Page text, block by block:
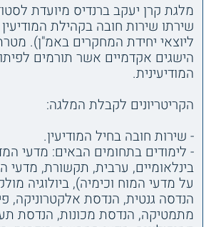
מלגת קרן יעקב ברנדיס מיועדת
שירתו שירות חובה בקהילת
ליוצאי יחידת המחקרים באמ"ן).
הישגים אקדמיים אשר תורמים
המודיעינית.
הקריטריונים לקבלת המלגה:
- שירות חובה בחיל המודיעין.
- לימודים בתחומים הבאים: מדעי
בינלאומיים, ערבית, תקשורת, מדעי
על מדעי המוח וכימיה), ביולוגיה
הנדסה גנטית, הנדסת אלקטרוניקה,
מתמטיקה, הנדסת מכונות, הנדסת